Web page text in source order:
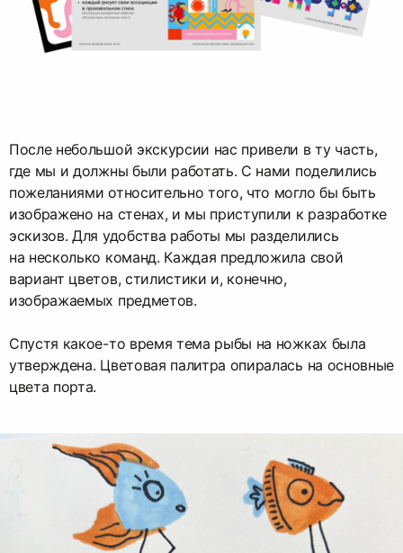
После небольшой экскурсии нас привели в ту часть,
где мы и должны были работать. С нами поделились
пожеланиями относительно того, что могло бы быть
изображено на стенах, и мы приступили к разработке
эскизов. Для удобства работы мы разделились
на несколько команд. Каждая предложила свой
вариант цветов, стилистики и, конечно,
изображаемых предметов.
Спустя какое-то время тема рыбы на ножках была
утверждена. Цветовая палитра опиралась на основные
цвета порта.